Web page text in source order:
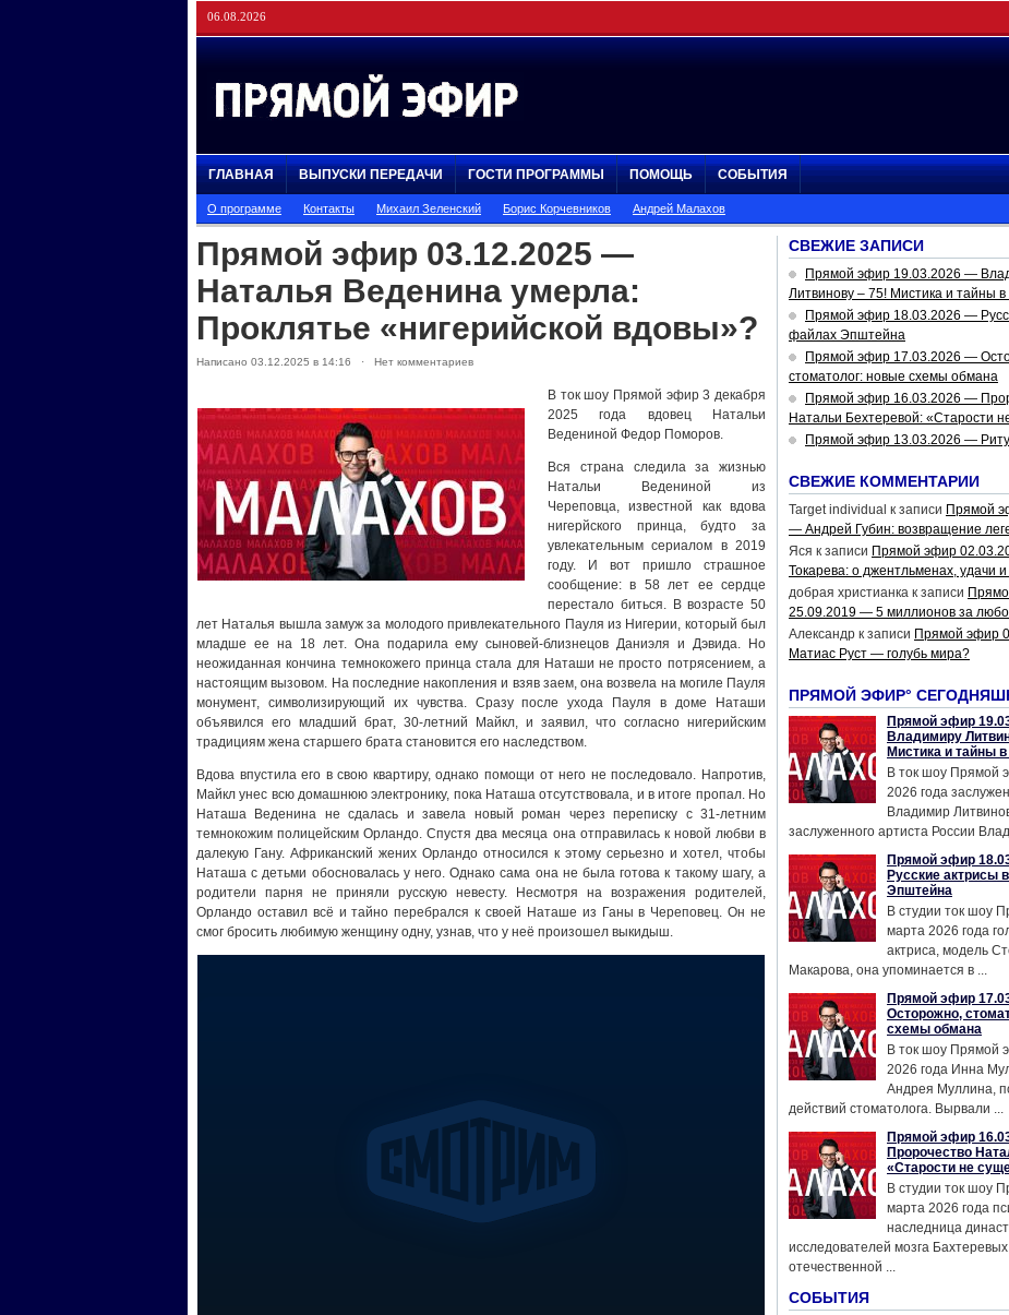
06.08.2026
ГЛАВНАЯ ВЫПУСКИ ПЕРЕДАЧИ ГОСТИ ПРОГРАММЫ ПОМОЩЬ СОБЫТИЯ
О программе Контакты Михаил Зеленский Борис Корчевников Андрей Малахов
Прямой эфир 03.12.2025 —
Наталья Веденина умерла:
Проклятье «нигерийской вдовы»?
Написано 03.12.2025 в 14:16 · Нет комментариев
В ток шоу Прямой эфир 3 декабря
2025 года вдовец Натальи
Ведениной Федор Поморов.
Вся страна следила за жизнью
Натальи Ведениной из
Череповца, известной как вдова
нигерйского принца, будто за
увлекательным сериалом в 2019
году. И вот пришло страшное
сообщение: в 58 лет ее сердце
перестало биться. В возрасте 50
лет Наталья вышла замуж за молодого привлекательного Пауля из Нигерии, который был
младше ее на 18 лет. Она подарила ему сыновей-близнецов Даниэля и Дэвида. Но
неожиданная кончина темнокожего принца стала для Наташи не просто потрясением, а
настоящим вызовом. На последние накопления и взяв заем, она возвела на могиле Пауля
монумент, символизирующий их чувства. Сразу после ухода Пауля в доме Наташи
объявился его младший брат, 30-летний Майкл, и заявил, что согласно нигерийским
традициям жена старшего брата становится его наследством.
Вдова впустила его в свою квартиру, однако помощи от него не последовало. Напротив,
Майкл унес всю домашнюю электронику, пока Наташа отсутствовала, и в итоге пропал. Но
Наташа Веденина не сдалась и завела новый роман через переписку с 31-летним
темнокожим полицейским Орландо. Спустя два месяца она отправилась к новой любви в
далекую Гану. Африканский жених Орландо относился к этому серьезно и хотел, чтобы
Наташа с детьми обосновалась у него. Однако сама она не была готова к такому шагу, а
родители парня не приняли русскую невесту. Несмотря на возражения родителей,
Орландо оставил всё и тайно перебрался к своей Наташе из Ганы в Череповец. Он не
смог бросить любимую женщину одну, узнав, что у неё произошел выкидыш.
СВЕЖИЕ ЗАПИСИ
Прямой эфир 19.03.2026 —
Литвинову – 75! Мистика и тайны
Прямой эфир 18.03.2026 —
файлах Эпштейна
Прямой эфир 17.03.2026 —
стоматолог: новые схемы обмана
Прямой эфир 16.03.2026 —
Натальи Бехтеревой: «Старости
Прямой эфир 13.03.2026 —
СВЕЖИЕ КОММЕНТАРИИ
Target individual к записи Прямой
— Андрей Губин: возвращение
Яся к записи Прямой эфир
Токарева: о джентльменах, удачи
добрая христианка к записи
25.09.2019 — 5 миллионов за
Александр к записи Прямой эфир
Матиас Руст — голубь мира?
ПРЯМОЙ ЭФИР°
Прямой эфир
Владимиру
Мистика и тайны
В ток шоу Прямой
2026 года
Владимир
заслуженного артиста России
Прямой эфир
Русские актрисы
Эпштейна
В студии ток шоу
марта 2026 года
актриса, модель
Макарова, она упоминается в ...
Прямой эфир
Осторожно,
схемы обмана
В ток шоу Прямой
2026 года Инна
Андрея Муллина,
действий стоматолога. Вырвали ...
Прямой эфир
Пророчество
«Старости не
В студии ток шоу
марта 2026 года
наследница
исследователей мозга
отечественной ...
СОБЫТИЯ